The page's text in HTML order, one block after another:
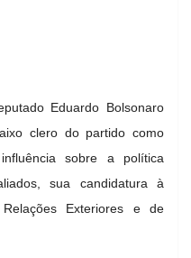
Eduardo Bolsonaro
clero do partido como
sobre a política
sua candidatura à
Exteriores e de